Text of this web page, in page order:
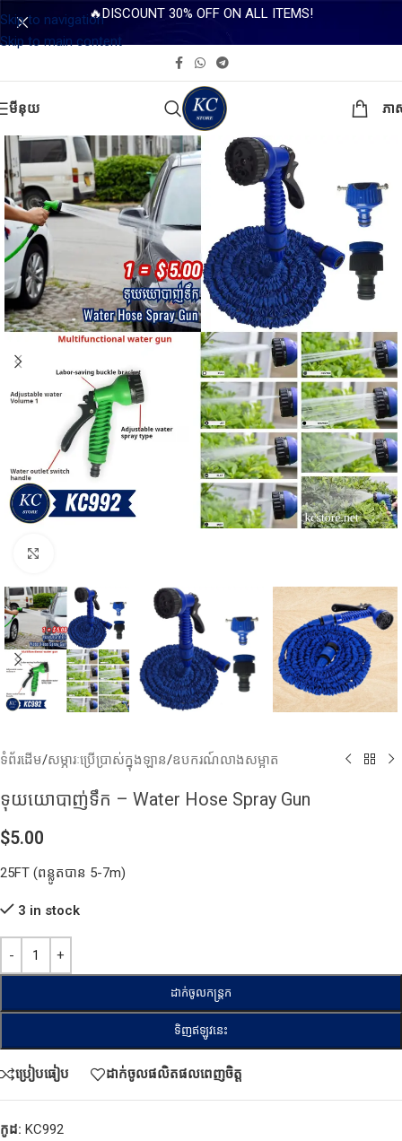
Skip to navigation
Skip to main content
🔥DISCOUNT 30% OFF ON ALL ITEMS!
មីនុយ ភា
ទំព័រដើម/សម្ភារៈប្រើប្រាស់ក្នុងឡាន/ឧបករណ៍លាងសម្អាត
ទុយយោបាញ់ទឹក – Water Hose Spray Gun
$5.00
25FT (ពន្លូតបាន 5-7m)
3 in stock
ដាក់ចូលកន្ត្រក
ទិញឥឡូវនេះ
ប្រៀបធៀប ដាក់ចូលផលិតផលពេញចិត្ត
កូដ: KC992